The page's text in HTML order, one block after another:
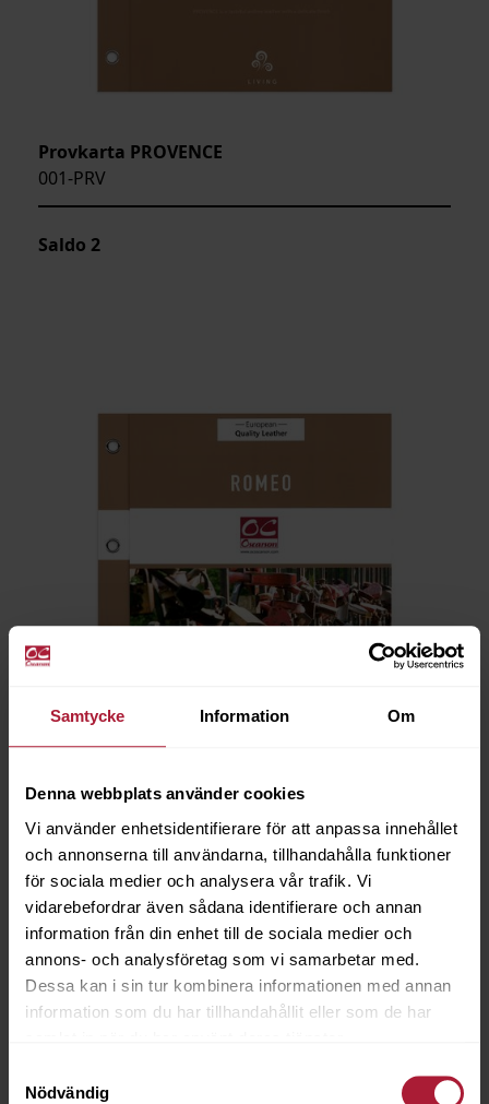
Samtycke Information Om
Denna webbplats använder cookies
Vi använder enhetsidentifierare för att anpassa innehållet
och annonserna till användarna, tillhandahålla funktioner
för sociala medier och analysera vår trafik. Vi
vidarebefordrar även sådana identifierare och annan
information från din enhet till de sociala medier och
annons- och analysföretag som vi samarbetar med.
Dessa kan i sin tur kombinera informationen med annan
information som du har tillhandahållit eller som de har
Nödvändig
Provkarta PROVENCE
001-PRV
Saldo 2
Provkarta ROMEO
001-ROM
Saldo4